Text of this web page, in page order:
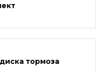
тормоза